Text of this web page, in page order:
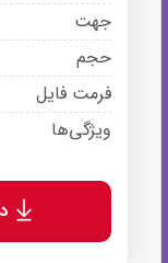
جهت
حجم
فرمت فایل
ویژگی‌ها